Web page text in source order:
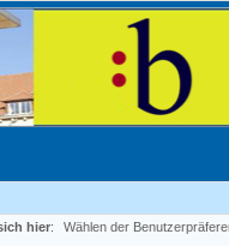
hier: Wählen der